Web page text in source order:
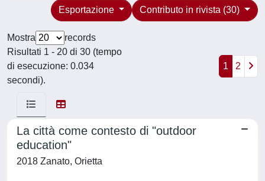
Contributo in rivista (30)
Esportazione
Mostra
records
Risultati 1 - 20 di 30 (tempo
di esecuzione: 0.034
secondi).
1 2
La città come contesto di "outdoor
education"
2018 Zanato, Orietta